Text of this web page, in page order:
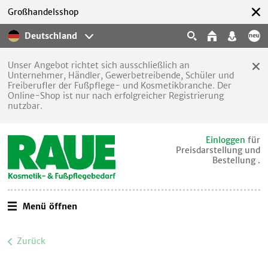
Deutschland
Großhandelsshop
Unser Angebot richtet sich ausschließlich an
Unternehmer, Händler, Gewerbetreibende, Schüler und
Freiberufler der Fußpflege- und Kosmetikbranche. Der
Online-Shop ist nur nach erfolgreicher Registrierung
nutzbar.
Einloggen für
Preisdarstellung und
Bestellung .
Menü öffnen
Zurück